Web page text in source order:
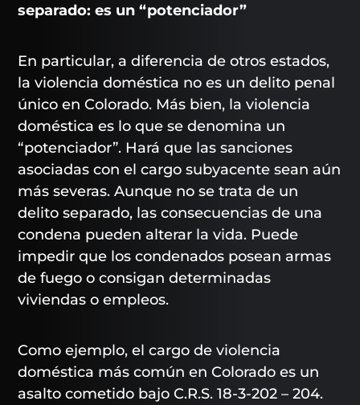
separado: es un “potenciador”
En particular, a diferencia de otros estados,
la violencia doméstica no es un delito penal
único en Colorado. Más bien, la violencia
doméstica es lo que se denomina un
“potenciador”. Hará que las sanciones
asociadas con el cargo subyacente sean aún
más severas. Aunque no se trata de un
delito separado, las consecuencias de una
condena pueden alterar la vida. Puede
impedir que los condenados posean armas
de fuego o consigan determinadas
viviendas o empleos.
Como ejemplo, el cargo de violencia
doméstica más común en Colorado es un
asalto cometido bajo C.R.S. 18-3-202 – 204.